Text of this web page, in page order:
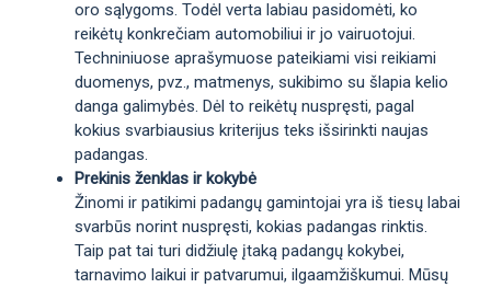
oro sąlygoms. Todėl verta labiau pasidomėti, ko
reikėtų konkrečiam automobiliui ir jo vairuotojui.
Techniniuose aprašymuose pateikiami visi reikiami
duomenys, pvz., matmenys, sukibimo su šlapia kelio
danga galimybės. Dėl to reikėtų nuspręsti, pagal
kokius svarbiausius kriterijus teks išsirinkti naujas
padangas.
Prekinis ženklas ir kokybė
Žinomi ir patikimi padangų gamintojai yra iš tiesų labai
svarbūs norint nuspręsti, kokias padangas rinktis.
Taip pat tai turi didžiulę įtaką padangų kokybei,
tarnavimo laikui ir patvarumui, ilgaamžiškumui. Mūsų